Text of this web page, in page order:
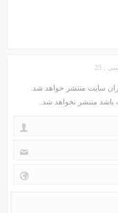
سایت منتشر خواهد شد.
باشد منتشر نخواهد شد.